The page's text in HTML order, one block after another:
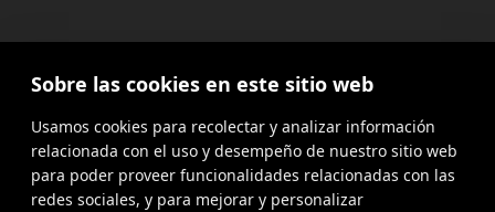
2025 CETT. Todos los derechos
reservados
Aviso legal
Política de
privacidad
Sobre las cookies en este sitio web
Usamos cookies para recolectar y analizar información
relacionada con el uso y desempeño de nuestro sitio web
para poder proveer funcionalidades relacionadas con las
redes sociales, y para mejorar y personalizar